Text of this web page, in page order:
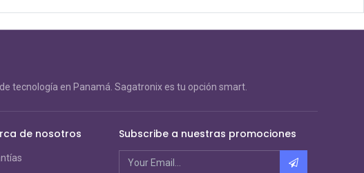
tecnología en Panamá. Sagatronix es tu opción smart.
de nosotros Subscribe a nuestras promociones